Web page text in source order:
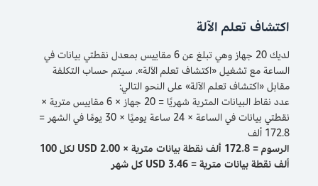
اكتشاف تعلم الآلة
لديك 20 جهاز وهي تبلغ عن 6 مقاييس بمعدل نقطتي بيانات في
الساعة مع تشغيل «اكتشاف تعلم الآلة». سيتم حساب التكلفة
مقابل «اكتشاف تعلم الآلة» على النحو التالي:
عدد نقاط البيانات المترية شهريًا = 20 جهاز × 6 مقاييس مترية ×
نقطتي بيانات في الساعة × 24 ساعة يوميًا × 30 يومًا في الشهر =
172.8 ألف
الرسوم = 172.8 ألف نقطة بيانات مترية × 2.00 USD لكل 100
ألف نقطة بيانات مترية = 3.46 USD كل شهر